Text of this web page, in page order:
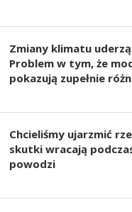
Zmiany klimatu uderzą
Problem w tym, że
pokazują zupełnie
Chcieliśmy ujarzmić
skutki wracają
powodzi